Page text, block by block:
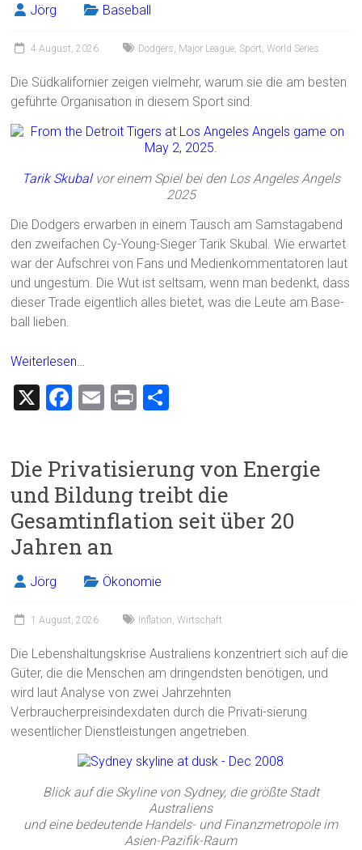
Jörg Baseball
4 August, 2026 Dodgers, Major League, Sport,World Series
Die Südkalifornier zeigen vielmehr, warum sie die am besten
geführte Organisation in diesem Sport sind.
Tarik Skubalvor einem Spiel bei den Los Angeles Angels
2025
Die Dodgers erwarben in einem Tausch am Samstagabend
den zweifachen Cy-Young-Sieger Tarik Skubal. Wie erwartet
war der Aufschrei von Fans und Medienkommentatoren laut
und ungestüm. Die Wut ist seltsam, wenn man bedenkt, dass
dieser Trade eigentlich alles bietet, was die Leute am Base-
ball lieben.
Weiterlesen…
X
F
b
o
ok
E
l
Pr
n
Die Privatisierung von Energie
und Bildung treibt die
Gesamtinflation seit über 20
Jahren an
Jörg Ökonomie
1 August, 2026 Inflation,Wirtschaft
Die Lebenshaltungskrise Australiens konzentriert sich auf die
Güter, die die Menschen am dringendsten benötigen, und
wird laut Analyse von zwei Jahrzehnten
Verbraucherpreisindexdaten durch die Privati-sierung
wesentlicher Dienstleistungen angetrieben.
Blick auf die Skyline von Sydney, die größte Stadt
Australiens
und eine bedeutende Handels- und Finanzmetropole im
Asien-Pazifik-Raum